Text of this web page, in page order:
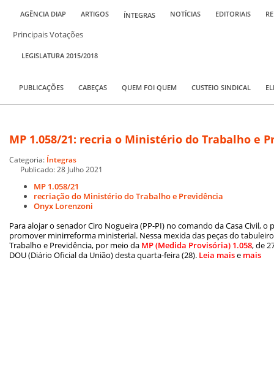
AGÊNCIA DIAP ARTIGOS ÍNTEGRAS NOTÍCIAS EDITORIAIS
Principais Votações
LEGISLATURA 2015/2018
PUBLICAÇÕES CABEÇAS QUEM FOI QUEM CUSTEIO SINDICAL
MP 1.058/21: recria o Ministério do Trabalho e
Categoria: Íntegras
Publicado: 28 Julho 2021
MP 1.058/21
recriação do Ministério do Trabalho e Previdência
Onyx Lorenzoni
Para alojar o senador Ciro Nogueira (PP-PI) no comando da Casa Civil, o
promover minirreforma ministerial. Nessa mexida das peças do
Trabalho e Previdência, por meio da MP (Medida Provisória) 1.058, de
DOU (Diário Oficial da União) desta quarta-feira (28). Leia maise mais